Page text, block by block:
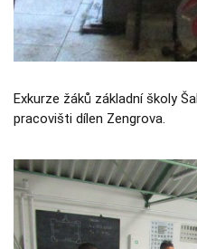
Exkurze žáků základní školy
pracovišti dílen Zengrova.